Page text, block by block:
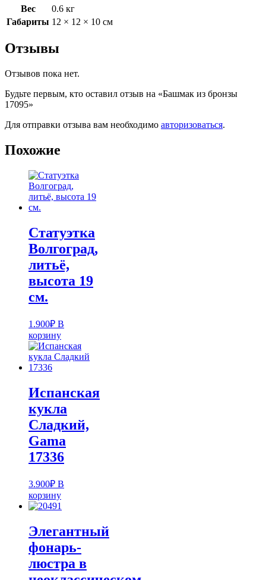
Вес
0.6 кг
Габариты 12 × 12 × 10 см
Отзывы
Отзывов пока нет.
Будьте первым, кто оставил отзыв на «Башмак из бронзы
17095»
Для отправки отзыва вам необходимо авторизоваться.
Похожие
Статуэтка
Волгоград,
литьё,
высота 19
см.
1.900₽ В
корзину
Испанская
кукла
Cладкий,
Gama
17336
3.900₽ В
корзину
Элегантный
фонарь-
люстра в